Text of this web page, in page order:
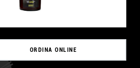
ORDINA ONLINE